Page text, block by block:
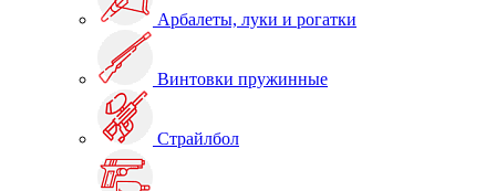
Арбалеты, луки и рогатки
Винтовки пружинные
Страйлбол